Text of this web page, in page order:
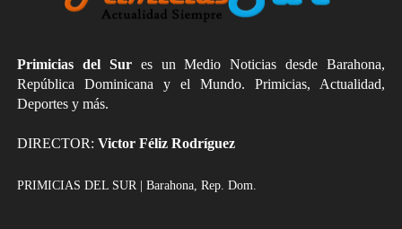
Primicias del Sures un Medio Noticias desde Barahona,
República Dominicana y el Mundo. Primicias, Actualidad,
Deportes y más.
DIRECTOR: Victor Féliz Rodríguez
PRIMICIAS DEL SUR | Barahona, Rep. Dom.